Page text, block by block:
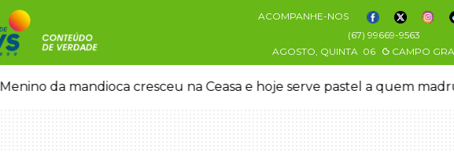
ACOMPANHE-NOS
(67) 99669-9563
AGOSTO, QUINTA 06 CAMPO
Menino da mandioca cresceu na Ceasa e hoje serve pastel a quem